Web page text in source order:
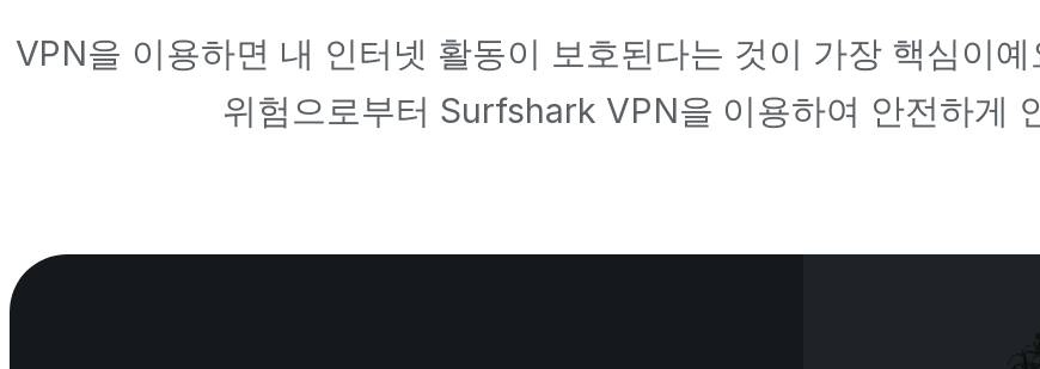
VPN을 이용하면 내 인터넷 활동이 보호된다는 것이 가장 핵심이
위험으로부터 Surfshark VPN을 이용하여 안전하게